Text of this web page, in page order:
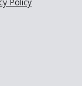
du site